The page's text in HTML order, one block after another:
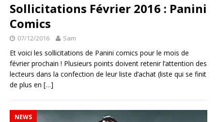
Sollicitations Février 2016 : Panini
Comics
07/12/2016 Sam
Et voici les sollicitations de Panini comics pour le mois de
février prochain ! Plusieurs points doivent retenir l’attention des
lecteurs dans la confection de leur liste d’achat (liste qui se finit
de plus en […]
NEWS